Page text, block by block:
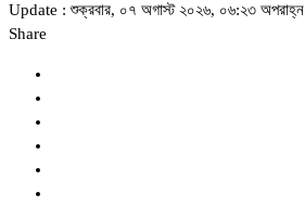
Update : শুক্রবার, ০৭ অগাস্ট ২০২৬, ০৬:২৩ অপরাহ্ন
Share